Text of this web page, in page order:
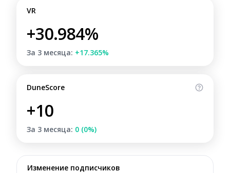
VR
+30.984%
За 3 месяца: +17.365%
DuneScore
+10
За 3 месяца: 0 (0%)
Изменение подписчиков